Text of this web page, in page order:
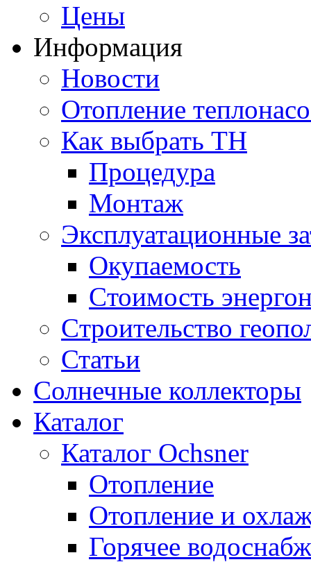
Цены
Информация
Новости
Отопление
Как выбрать ТН
Процедура
Монтаж
Эксплуатационные
Окупаемость
Cтоимость
Cтроительство
Статьи
Солнечные коллекторы
Каталог
Каталог Ochsner
Отопление
Отопление и
Горячее